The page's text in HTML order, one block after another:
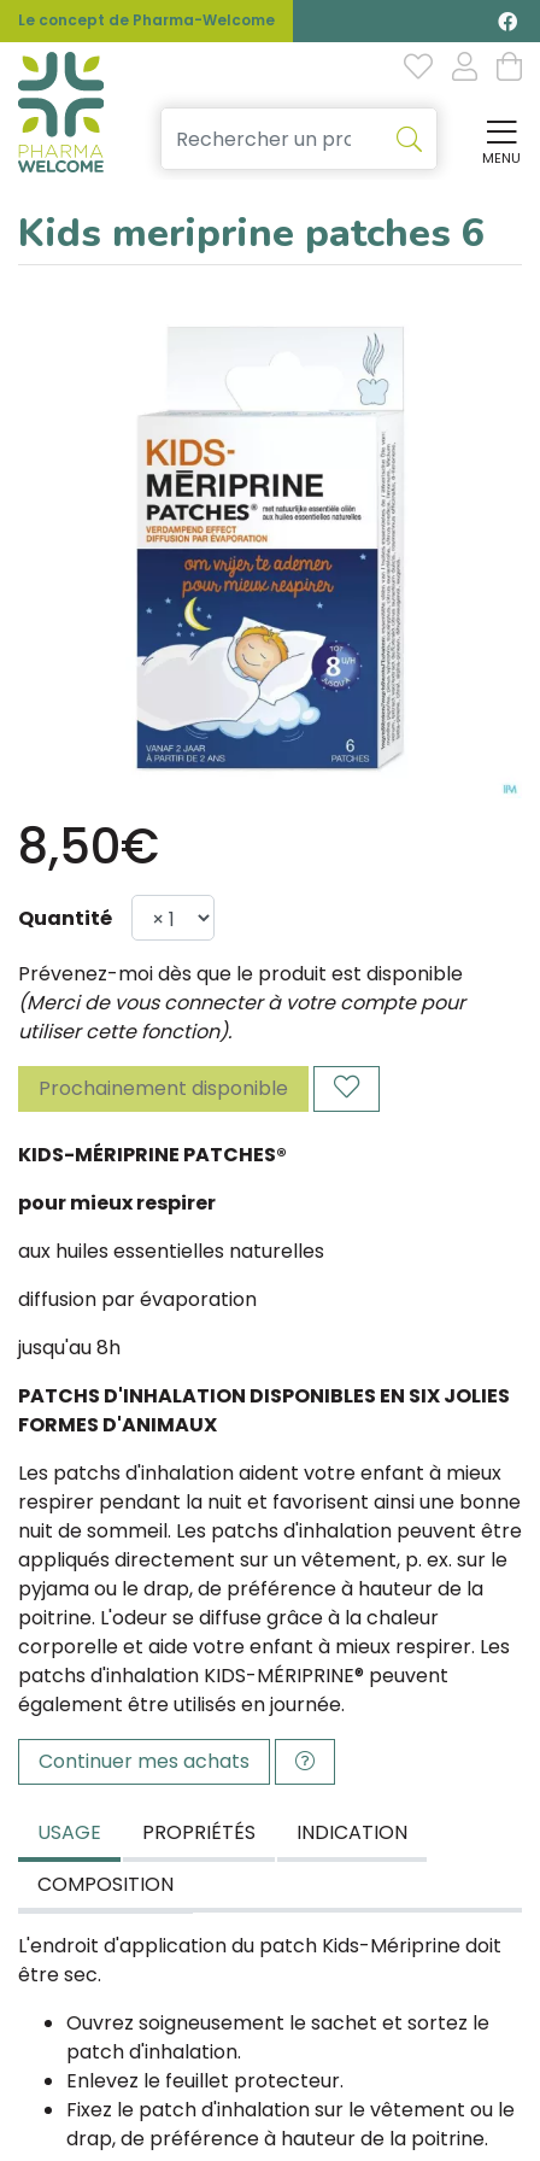
Le concept de Pharma-Welcome
MENU
Kids meriprine patches 6
8,50€
Quantité
Prévenez-moi dès que le produit est disponible
(Merci de vous connecter à votre compte pour
utiliser cette fonction).
Prochainement disponible
KIDS-MÉRIPRINE PATCHES®
pour mieux respirer
aux huiles essentielles naturelles
diffusion par évaporation
jusqu'au 8h
PATCHS D'INHALATION DISPONIBLES EN SIX JOLIES
FORMES D'ANIMAUX
Les patchs d'inhalation aident votre enfant à mieux
respirer pendant la nuit et favorisent ainsi une bonne
nuit de sommeil. Les patchs d'inhalation peuvent être
appliqués directement sur un vêtement, p. ex. sur le
pyjama ou le drap, de préférence à hauteur de la
poitrine. L'odeur se diffuse grâce à la chaleur
corporelle et aide votre enfant à mieux respirer. Les
patchs d'inhalation KIDS-MÉRIPRINE® peuvent
également être utilisés en journée.
Continuer mes achats
USAGE PROPRIÉTÉS
INDICATION
COMPOSITION
L'endroit d'application du patch Kids-Mériprine doit
être sec.
Ouvrez soigneusement le sachet et sortez le
patch d'inhalation.
Enlevez le feuillet protecteur.
Fixez le patch d'inhalation sur le vêtement ou le
drap, de préférence à hauteur de la poitrine.